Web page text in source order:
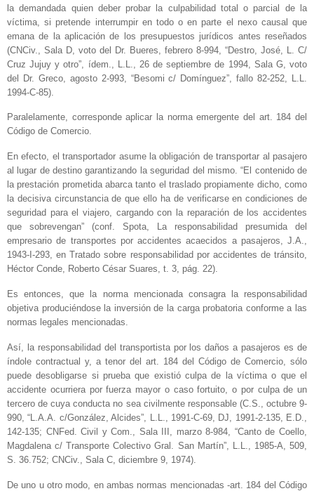
la demandada quien deber probar la culpabilidad total o parcial de la
víctima, si pretende interrumpir en todo o en parte el nexo causal que
emana de la aplicación de los presupuestos jurídicos antes reseñados
(CNCiv., Sala D, voto del Dr. Bueres, febrero 8-994, “Destro, José, L. C/
Cruz Jujuy y otro”, ídem., L.L., 26 de septiembre de 1994, Sala G, voto
del Dr. Greco, agosto 2-993, “Besomi c/ Domínguez”, fallo 82-252, L.L.
1994-C-85).
Paralelamente, corresponde aplicar la norma emergente del art. 184 del
Código de Comercio.
En efecto, el transportador asume la obligación de transportar al pasajero
al lugar de destino garantizando la seguridad del mismo. “El contenido de
la prestación prometida abarca tanto el traslado propiamente dicho, como
la decisiva circunstancia de que ello ha de verificarse en condiciones de
seguridad para el viajero, cargando con la reparación de los accidentes
que sobrevengan” (conf. Spota, La responsabilidad presumida del
empresario de transportes por accidentes acaecidos a pasajeros, J.A.,
1943-I-293, en Tratado sobre responsabilidad por accidentes de tránsito,
Héctor Conde, Roberto César Suares, t. 3, pág. 22).
Es entonces, que la norma mencionada consagra la responsabilidad
objetiva produciéndose la inversión de la carga probatoria conforme a las
normas legales mencionadas.
Así, la responsabilidad del transportista por los daños a pasajeros es de
índole contractual y, a tenor del art. 184 del Código de Comercio, sólo
puede desobligarse si prueba que existió culpa de la víctima o que el
accidente ocurriera por fuerza mayor o caso fortuito, o por culpa de un
tercero de cuya conducta no sea civilmente responsable (C.S., octubre 9-
990, “L.A.A. c/González, Alcides”, L.L., 1991-C-69, DJ, 1991-2-135, E.D.,
142-135; CNFed. Civil y Com., Sala III, marzo 8-984, “Canto de Coello,
Magdalena c/ Transporte Colectivo Gral. San Martín”, L.L., 1985-A, 509,
S. 36.752; CNCiv., Sala C, diciembre 9, 1974).
De uno u otro modo, en ambas normas mencionadas -art. 184 del Código